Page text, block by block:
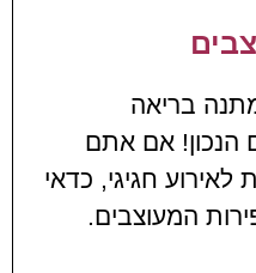
בריאה
הנכון! אם אתם
חגיגי, כדאי
המעוצבים.